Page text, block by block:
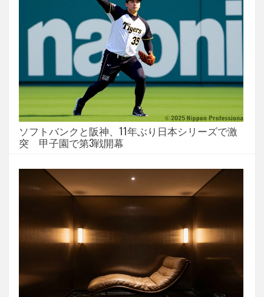
ソフトバンクと阪神、11年ぶり日本シリーズで激
突 甲子園で第3戦開幕